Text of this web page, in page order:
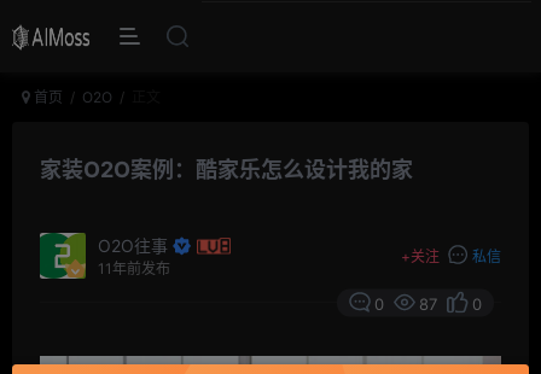
首页 O2O
家装O2O案例：酷家乐怎么设计我的家
O2O往事
11年前发布
+关注 私信
0 87 0